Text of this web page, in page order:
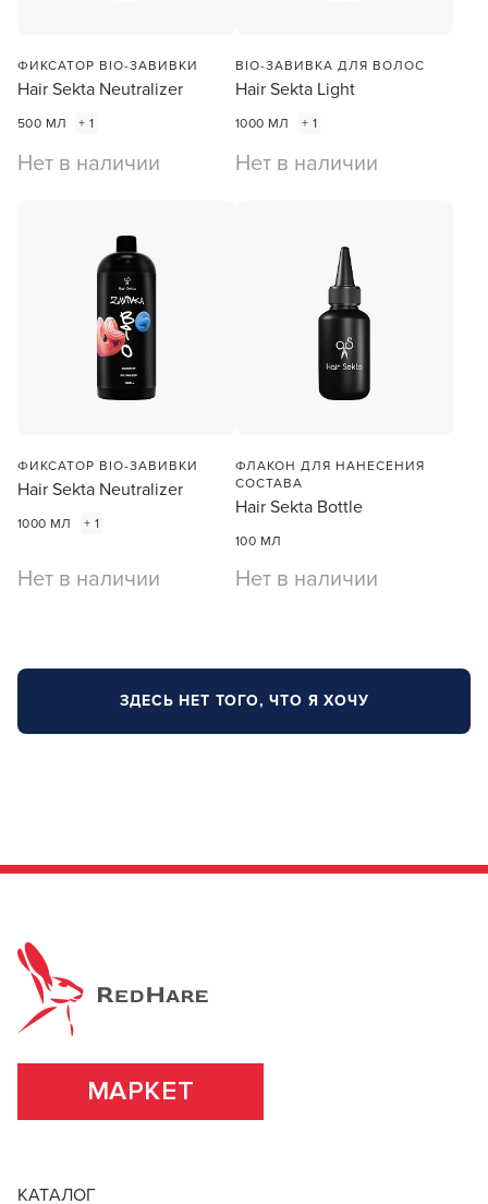
ФИКСАТОР BIO-ЗАВИВКИ
Hair Sekta Neutralizer
500 МЛ + 1
Нет в наличии
BIO-ЗАВИВКА ДЛЯ ВОЛОС
Hair Sekta Light
1000 МЛ + 1
Нет в наличии
ФИКСАТОР BIO-ЗАВИВКИ
Hair Sekta Neutralizer
1000 МЛ + 1
Нет в наличии
ФЛАКОН ДЛЯ НАНЕСЕНИЯ
СОСТАВА
Hair Sekta Bottle
100 МЛ
Нет в наличии
ЗДЕСЬ НЕТ ТОГО, ЧТО Я ХОЧУ
МАРКЕТ
КАТАЛОГ